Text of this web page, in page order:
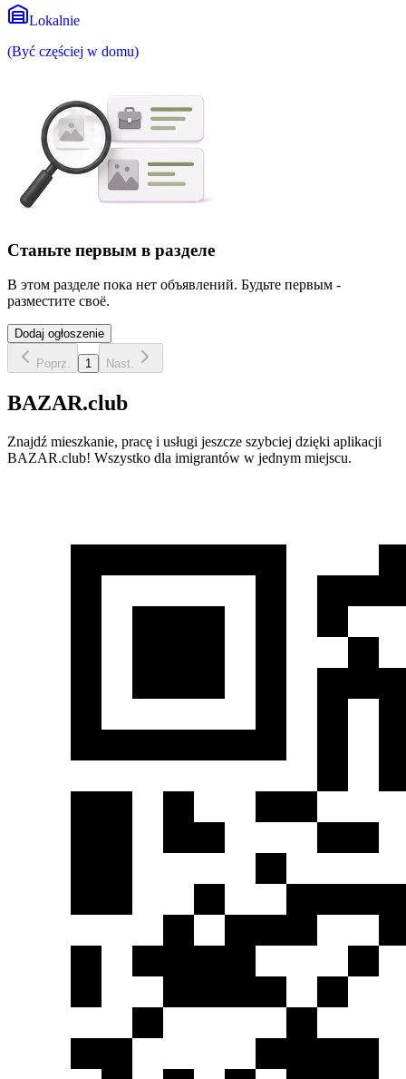
Lokalnie
(Być częściej w domu)
Станьте первым в разделе
В этом разделе пока нет объявлений. Будьте первым -
разместите своё.
Dodaj ogłoszenie
Poprz. 1 Nast.
BAZAR.club
Znajdź mieszkanie, pracę i usługi jeszcze szybciej dzięki aplikacji
BAZAR.club! Wszystko dla imigrantów w jednym miejscu.